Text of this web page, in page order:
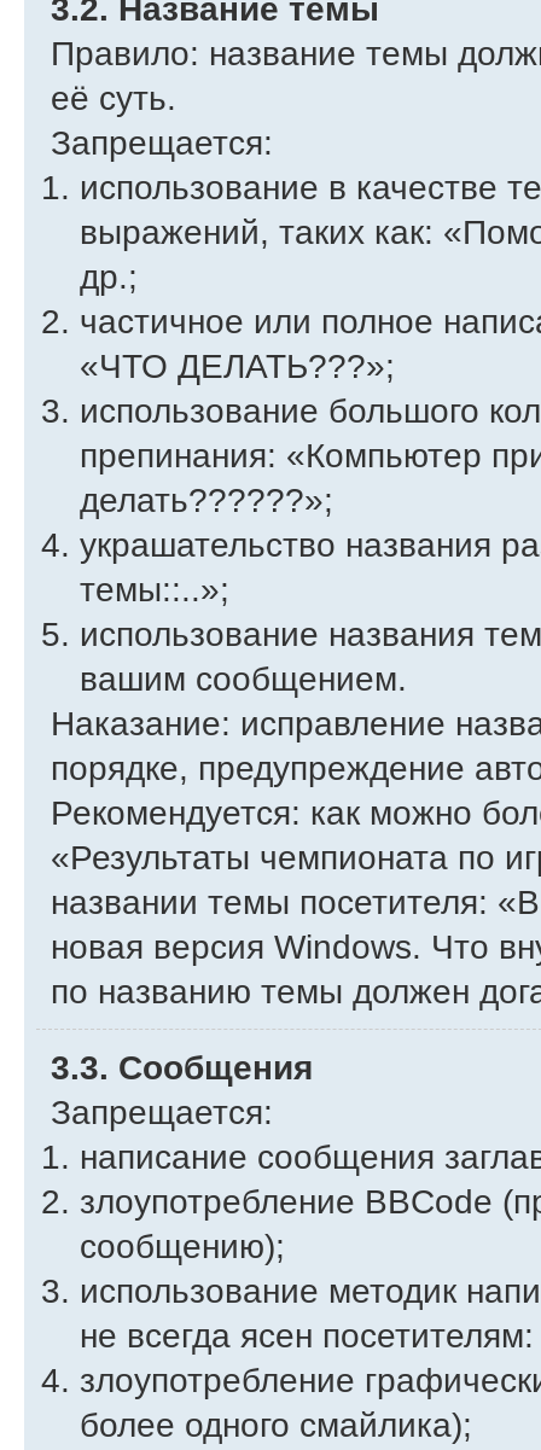
3.2. Название темы
Правило: название темы
её суть.
Запрещается:
использование в качестве
выражений, таких как:
др.;
частичное или полное
«ЧТО ДЕЛАТЬ???»;
использование большого
препинания: «Компьютер
делать??????»;
украшательство названия
темы::..»;
использование названия
вашим сообщением.
Наказание: исправление
порядке, предупреждение
Рекомендуется: как можно
«Результаты чемпионата по
названии темы посетителя:
новая версия Windows. Что
по названию темы должен
3.3. Сообщения
Запрещается:
написание сообщения
злоупотребление BBCode
сообщению);
использование методик
не всегда ясен
злоупотребление
более одного смайлика);